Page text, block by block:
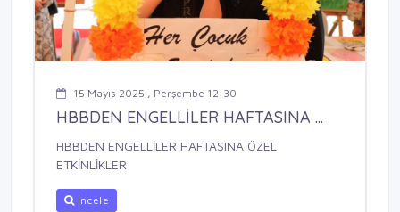
15 Mayıs 2025 , Perşembe 12:30
HBBDEN ENGELLİLER HAFTASINA ...
HBBDEN ENGELLİLER HAFTASINA ÖZEL
ETKİNLİKLER
İncele